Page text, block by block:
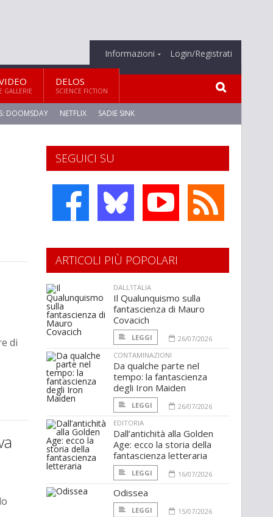
Informazioni Login/Registrati
E GALLERIE
DELOS
SCIENCE FICTION
DOOMSDAY NETFLIX SADIE SINK
di
SEGUICI SU
ARTICOLI PIÙ POPOLARI
DALL'ITALIA
Il Qualunquismo sulla
fantascienza di Mauro
Covacich
LEGGI
26/07/2026
CONTAMINAZIONI
Da qualche parte nel
tempo: la fantascienza
degli Iron Maiden
LEGGI
26/07/2026
EDITORIA
Dall’antichità alla Golden
Age: ecco la storia della
fantascienza letteraria
LEGGI 16/07/2026
Odissea
LEGGI 15/07/2026